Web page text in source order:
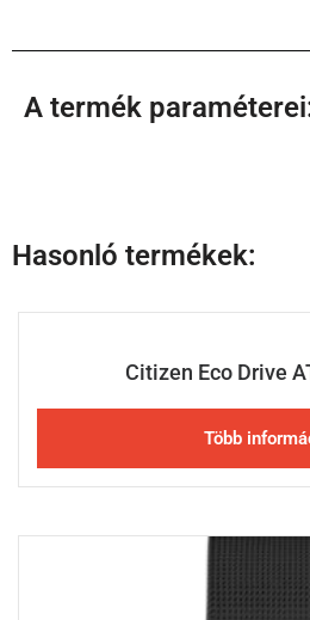
A termék
Hasonló termékek:
Citizen Eco Drive
Több